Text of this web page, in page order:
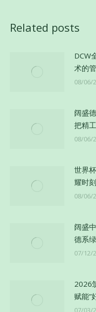
Related posts
DCW
术的
08/06/
阔盛
把精
08/06/
世界
耀时
08/06/
阔盛
德系
07/12/
2026
赋能”
07/03/